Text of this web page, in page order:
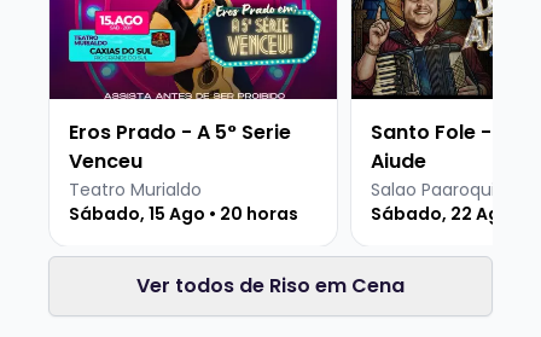
Eros Prado - A 5° Serie
Venceu
Teatro Murialdo
Sábado, 15 Ago • 20 horas
Santo Fole - Deus que
Ajude
Sábado, 22 Ago •
Ver todos de Riso em Cena